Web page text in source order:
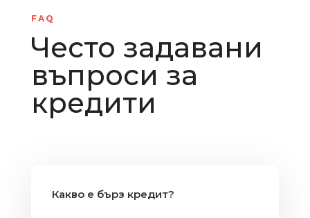
FAQ
Често задавани
въпроси за
кредити
Какво е бърз кредит?